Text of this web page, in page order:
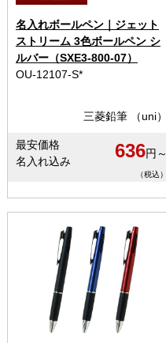
名入れボールペン｜ジェット
ストリーム 3色ボールペン シ
ルバー（SXE3-800-07）
OU-12107-S*
三菱鉛筆 （uni）
最安価格
名入れ込み
636円～
（税込）